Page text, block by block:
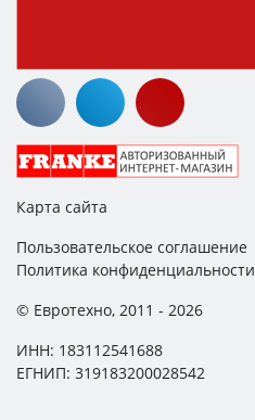
Карта сайта
Пользовательское соглашение
Политика конфиденциальности
© Евротехно, 2011 - 2026
ИНН: 183112541688
ЕГНИП: 319183200028542